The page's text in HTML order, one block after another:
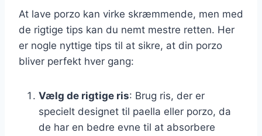
At lave porzo kan virke skræmmende, men med
de rigtige tips kan du nemt mestre retten. Her
er nogle nyttige tips til at sikre, at din porzo
bliver perfekt hver gang:
Vælg de rigtige ris: Brug ris, der er
specielt designet til paella eller porzo, da
de har en bedre evne til at absorbere